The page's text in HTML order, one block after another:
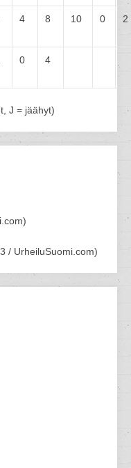
4 8 10 0 2
0 4
J = jäähyt)
)
/ UrheiluSuomi.com)